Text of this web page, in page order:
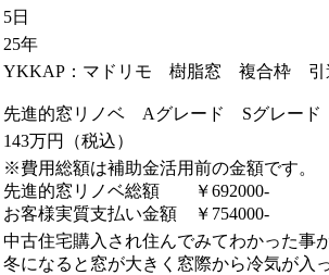
5日
25年
YKKAP：マドリモ 樹脂窓 複合枠 引
先進的窓リノベ Aグレード Sグレード
143万円（税込）
※費用総額は補助金活用前の金額です。
先進的窓リノベ総額 ￥692000-
お客様実質支払い金額 ￥754000-
中古住宅購入され住んでみてわかった事が
冬になると窓が大きく窓際から冷気が入